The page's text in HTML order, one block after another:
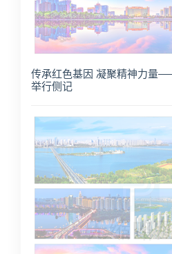
传承红色基因 凝聚精神力量
举行侧记